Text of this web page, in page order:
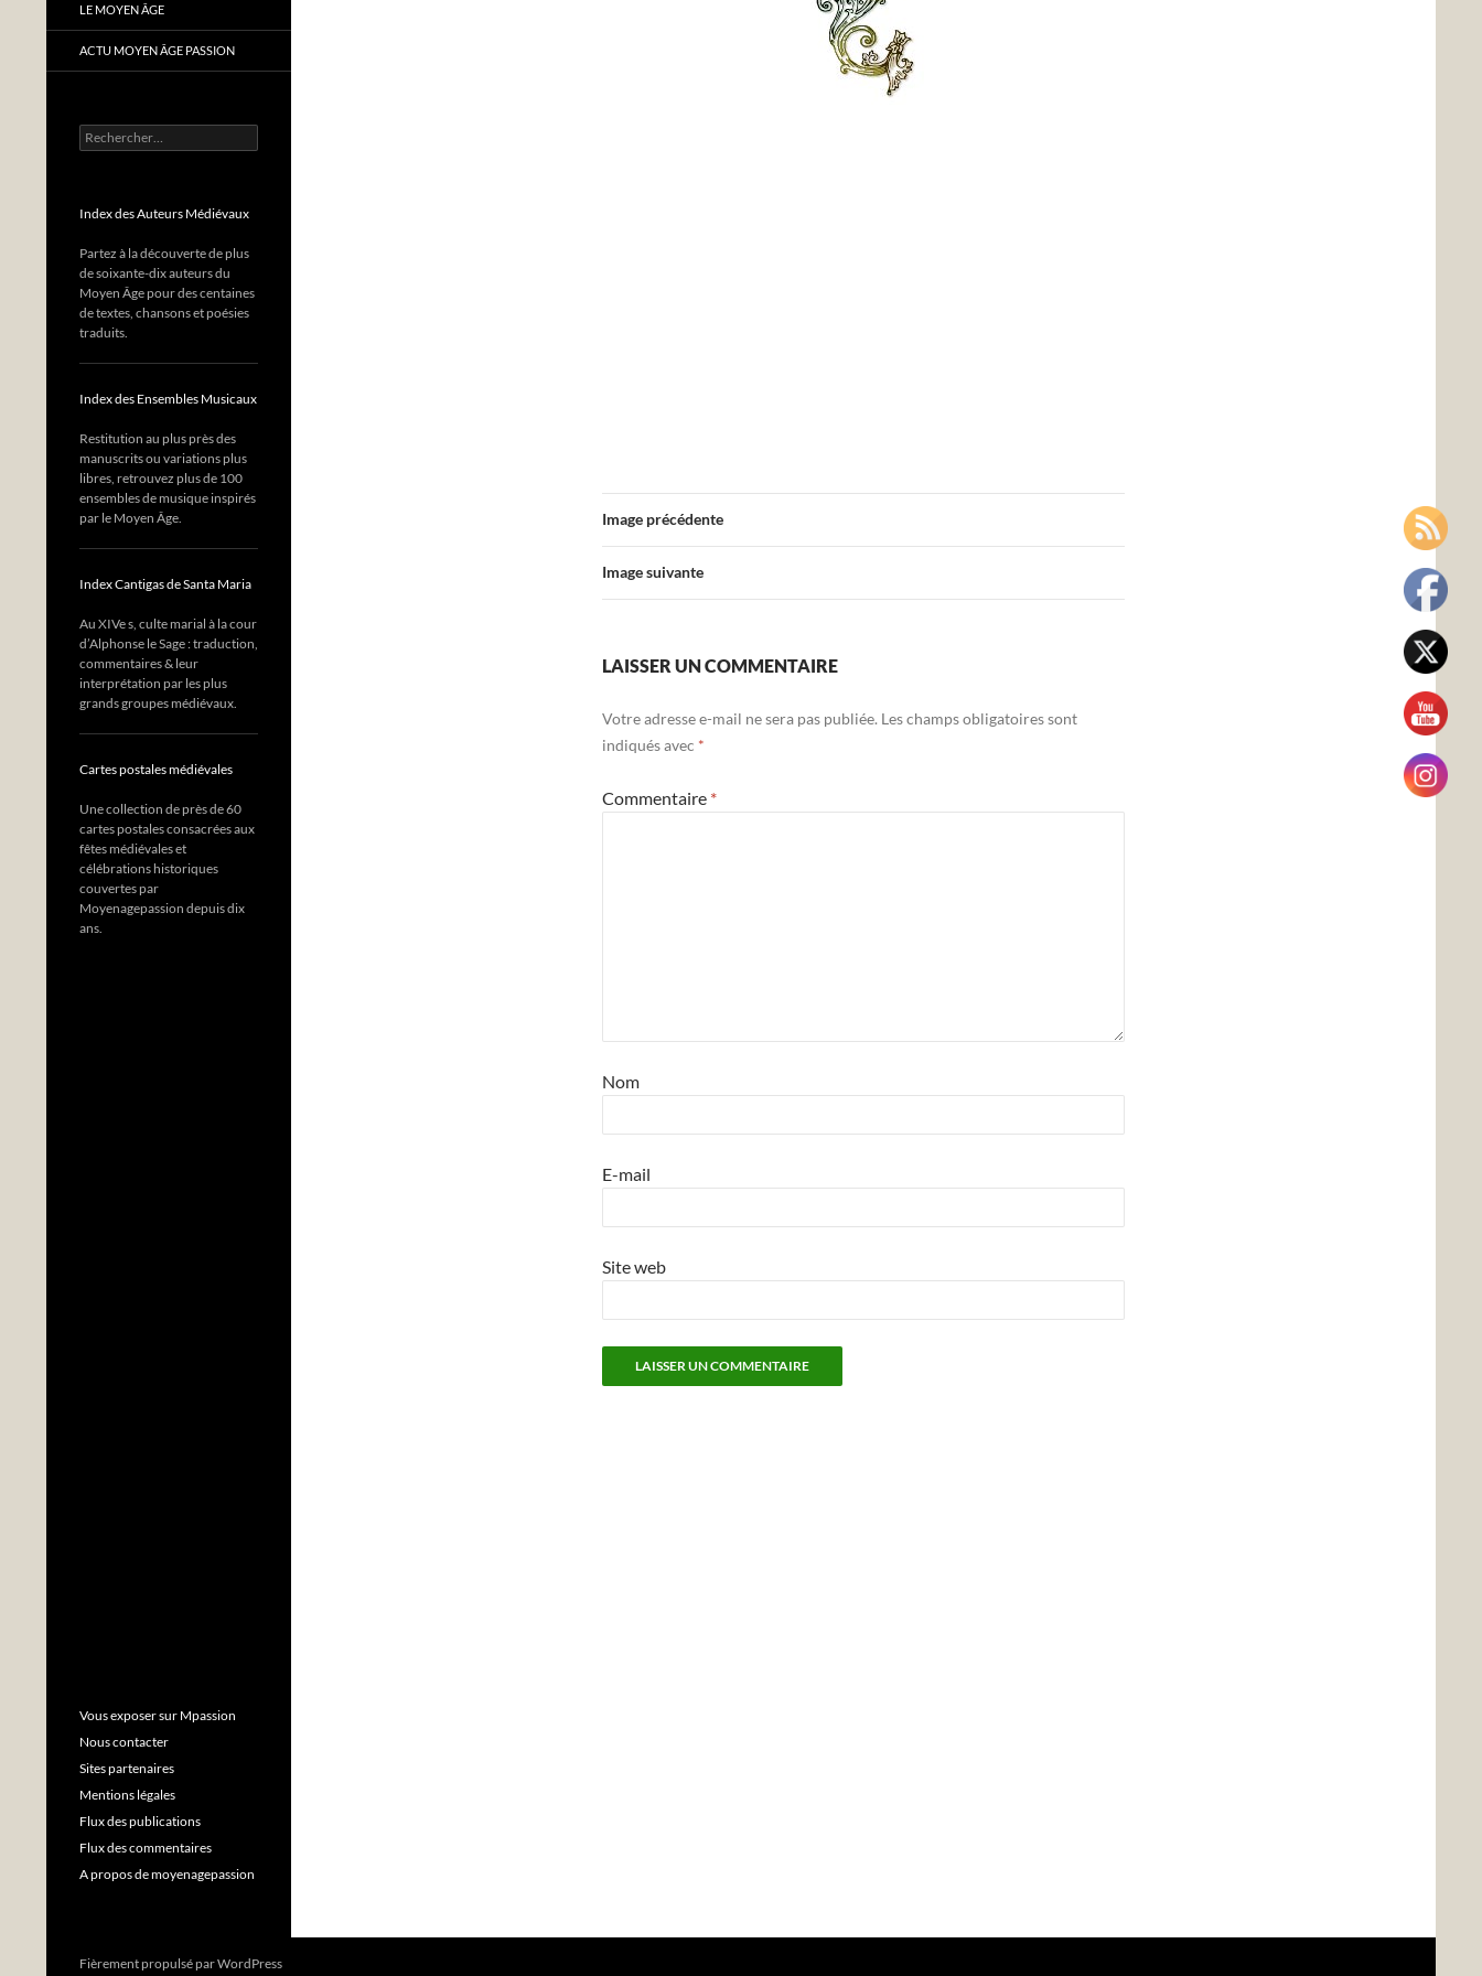
Image précédente
Image suivante
LAISSER UN COMMENTAIRE
Votre adresse e-mail ne sera pas publiée. Les champs obligatoires sont
indiqués avec *
Commentaire *
Nom
E-mail
Site web
LE MOYEN ÂGE
ACTU MOYEN ÂGE PASSION
Rechercher :
Index des Auteurs Médiévaux
Partez à la découverte de plus
de soixante-dix auteurs du
Moyen Âge pour des centaines
de textes, chansons et poésies
traduits.
Index des Ensembles Musicaux
Restitution au plus près des
manuscrits ou variations plus
libres, retrouvez plus de 100
ensembles de musique inspirés
par le Moyen Âge.
Index Cantigas de Santa Maria
Au XIVe s, culte marial à la cour
d’Alphonse le Sage : traduction,
commentaires & leur
interprétation par les plus
grands groupes médiévaux.
Cartes postales médiévales
Une collection de près de 60
cartes postales consacrées aux
fêtes médiévales et
célébrations historiques
couvertes par
Moyenagepassion depuis dix
ans.
Vous exposer sur Mpassion
Nous contacter
Sites partenaires
Mentions légales
Flux des publications
Flux des commentaires
A propos de moyenagepassion
Fièrement propulsé par WordPress